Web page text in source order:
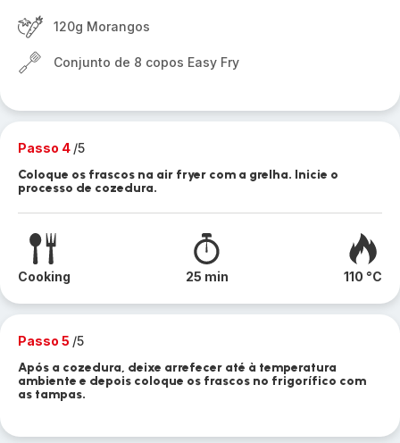
120g Morangos
Conjunto de 8 copos Easy Fry
Passo 4 /5
Coloque os frascos na air fryer com a grelha. Inicie o
processo de cozedura.
Cooking 25 min 110 °C
Passo 5 /5
Após a cozedura, deixe arrefecer até à temperatura
ambiente e depois coloque os frascos no frigorífico com
as tampas.